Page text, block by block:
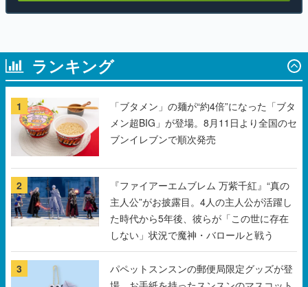
ランキング
1
「ブタメン」の麺が“約4倍”になった「ブタ
メン超BIG」が登場。8月11日より全国のセ
ブンイレブンで順次発売
2
『ファイアーエムブレム 万紫千紅』“真の
た時代から5年後、彼らが「この世に存在
しない」状況で魔神・バロールと戦う
3
パペットスンスンの郵便局限定グッズが登
場。お手紙を持ったスンスンのマスコット
や、スンスンがプリントされたレターセッ
トなどがラインナップ